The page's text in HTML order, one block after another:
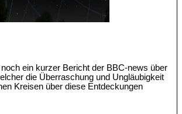
ein kurzer Bericht der BBC-news über
die Überraschung und Ungläubigkeit
Kreisen über diese Entdeckungen